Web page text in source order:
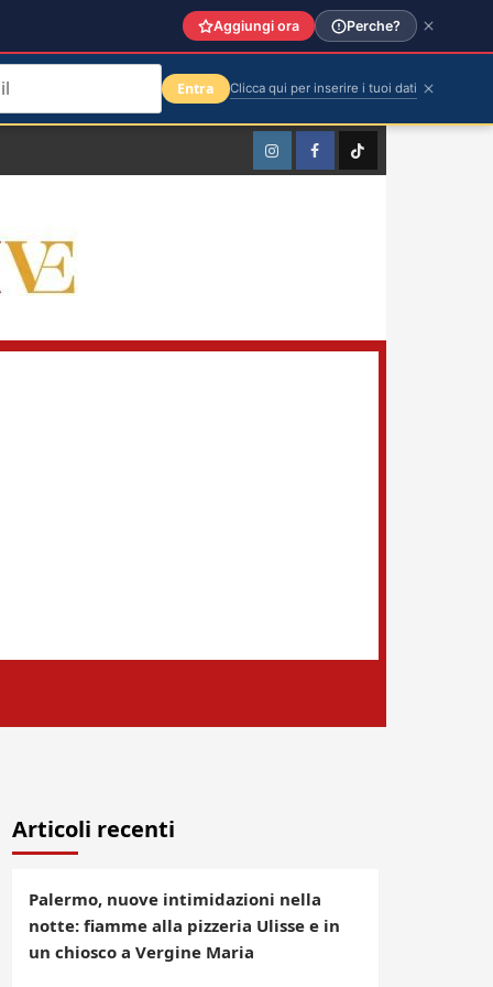
InstagramFacebookTikTok
Articoli recenti
Palermo, nuove intimidazioni nella
notte: fiamme alla pizzeria Ulisse e in
un chiosco a Vergine Maria
Aggiungi ora Perche?
Entra Clicca qui per inserire i tuoi dati